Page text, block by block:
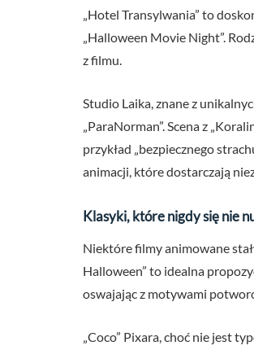
„Hotel Transylwania” to
„Halloween Movie Night”.
z filmu.
Studio Laika, znane z
„ParaNorman”. Scena z
przykład „bezpiecznego
animacji, które dostarczają
Klasyki, które nigdy się nie
Niektóre filmy animowane
Halloween” to idealna
oswajając z motywami
„Coco” Pixara, choć nie jest